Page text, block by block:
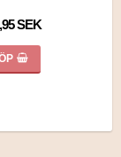
SEK